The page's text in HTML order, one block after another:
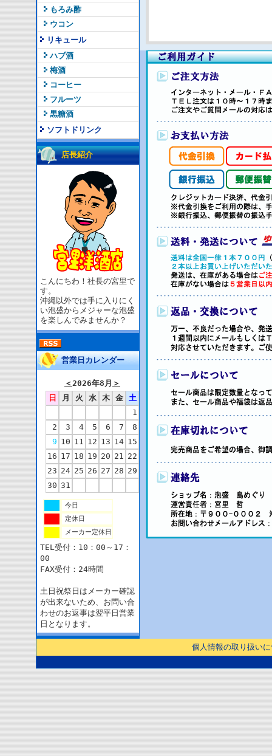
もろみ酢
ウコン
リキュール
ハブ酒
梅酒
コーヒー
フルーツ
黒糖酒
ソフトドリンク
店長紹介
こんにちわ！社長の宮里で
す。
沖縄以外では手に入りにく
い泡盛からメジャーな泡盛
を楽しんでみませんか？
営業日カレンダー
＜2026年8月 ＞
日
月 火 水 木 金
土
1
2
3 4 5 6 7
8
9 10 11 12 13 14 15
16 17 18 19 20 21 22
23 24 25 26 27 28 29
30 31
今日
定休日
メーカー定休日
TEL受付：10：00～17：
00
FAX受付：24時間
土日祝祭日はメーカー確認
が出来ないため、お問い合
わせのお返事は翌平日営業
日となります。
個人情報の取り扱い